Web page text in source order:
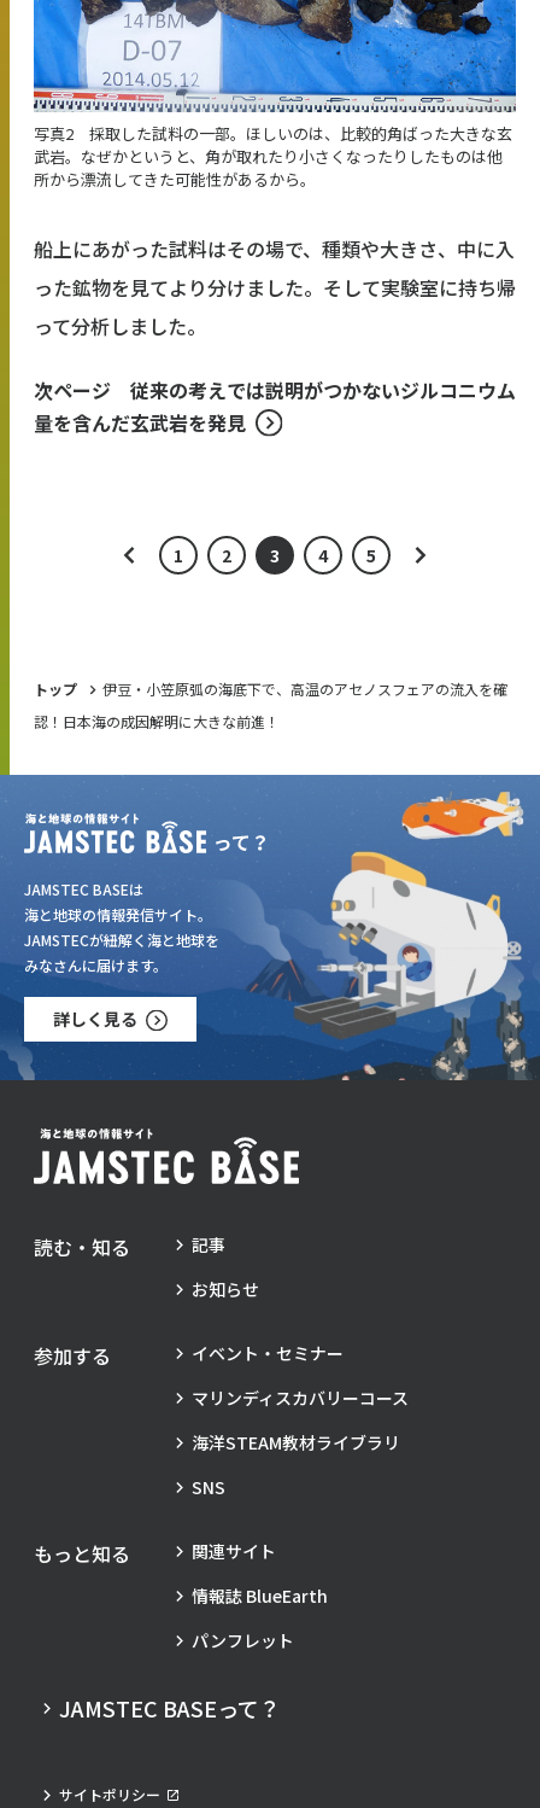
写真2 採取した試料の一部。ほしいのは、比較的角ばった大きな玄
武岩。なぜかというと、角が取れたり小さくなったりしたものは他
所から漂流してきた可能性があるから。
船上にあがった試料はその場で、種類や大きさ、中に入
った鉱物を見てより分けました。そして実験室に持ち帰
って分析しました。
次ページ 従来の考えでは説明がつかないジルコニウム
量を含んだ玄武岩を発見
1 2 3 4 5
トップ
伊豆・小笠原弧の海底下で、高温のアセノスフェアの流入を確
認！日本海の成因解明に大きな前進！
JAMSTEC BASEは
海と地球の情報発信サイト。
JAMSTECが紐解く海と地球を
みなさんに届けます。
詳しく見る
読む・知る
記事
お知らせ
参加する
イベント・セミナー
マリンディスカバリーコース
海洋STEAM教材ライブラリ
SNS
もっと知る
関連サイト
情報誌 BlueEarth
パンフレット
JAMSTEC BASEって？
サイトポリシー